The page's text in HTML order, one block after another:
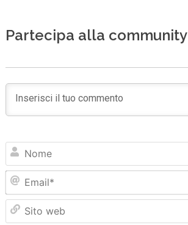
Partecipa alla community